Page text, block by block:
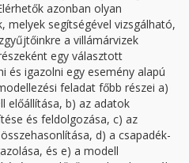
azonban olyan
melyek segítségével vizsgálható,
a villámárvizek
egy választott
és igazolni egy esemény alapú
feladat főbb részei a)
előállítása, b) az adatok
és feldolgozása, c) az
d) a csapadék-
és e) a modell